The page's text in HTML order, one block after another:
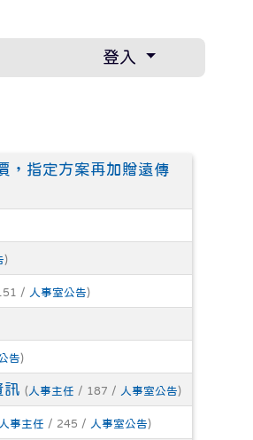
登入
，指定方案再加贈遠傳
)
/ 人事室公告)
告)
訊 ( 人事主任 / 187 / 人事室公告)
人事主任 / 245 / 人事室公告)